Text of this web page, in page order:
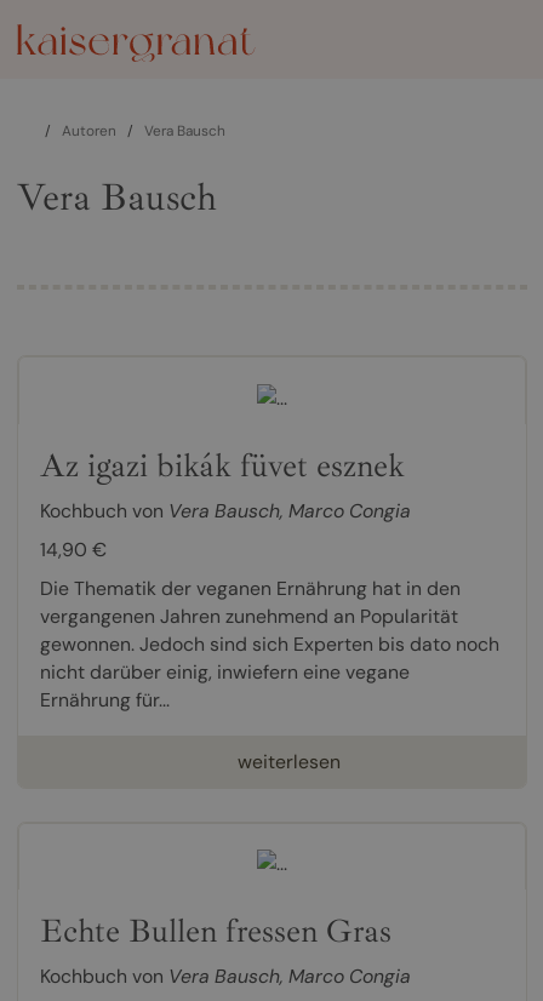
/ Autoren / Vera Bausch
Vera Bausch
Az igazi bikák füvet esznek
Kochbuch von Vera Bausch, Marco Congia
14,90 €
Die Thematik der veganen Ernährung hat in den
vergangenen Jahren zunehmend an Popularität
gewonnen. Jedoch sind sich Experten bis dato noch
nicht darüber einig, inwiefern eine vegane
Ernährung für...
weiterlesen
Echte Bullen fressen Gras
Kochbuch von Vera Bausch, Marco Congia